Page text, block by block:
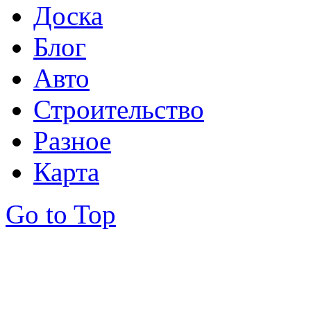
Доска
Блог
Авто
Строительство
Разное
Карта
Go to Top